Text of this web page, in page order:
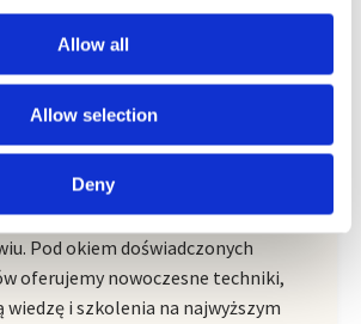
Allow all
Allow selection
Deny
Academy of Baker Arts by
Sempre
pełna pasji, wiedzy i inspiracji we
Pod okiem doświadczonych
oferujemy nowoczesne techniki,
wiedzę i szkolenia na najwyższym